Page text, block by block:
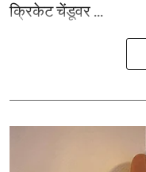
क्रिकेट चेंडूवर ...